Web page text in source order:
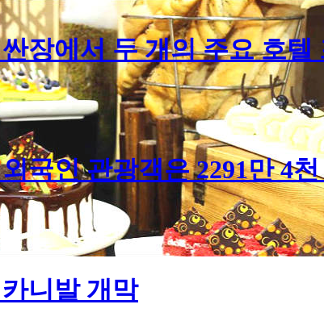
장에서 두 개의 주요 호
국인 관광객은 2291만 4
니발 개막